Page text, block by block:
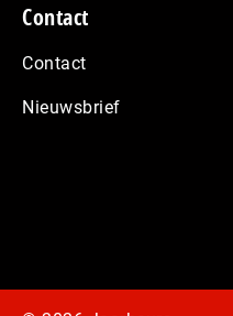
Contact
Contact
Nieuwsbrief